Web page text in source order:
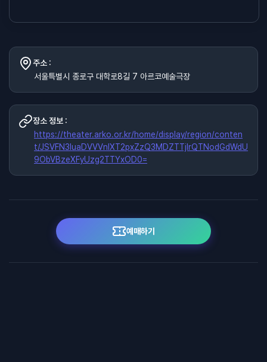
주소 :
서울특별시 종로구 대학로8길 7 아르코예술극장
장소 정보 :
https://theater.arko.or.kr/home/display/region/conten
t/JSVFN3luaDVVVnlXT2pxZzQ3MDZTTjIrQTNodGdWdU
9ObVBzeXFyUzg2TTYxOD0=
예매하기